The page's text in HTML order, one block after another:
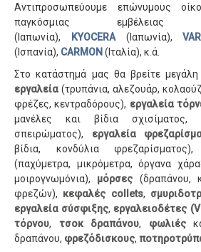
Αντιπροσωπεύουμε επώνυμους
παγκόσμιας
(Ιαπωνία), KYOCERA(Ιαπωνία),
(Ισπανία), CARMON(Ιταλία), κ.ά.
Στο κατάστημά μας θα βρείτε μεγάλη
εργαλεία (τρυπάνια, αλεζουάρ,
φρέζες, κεντραδόρους), εργαλεία
μανέλες και βίδια σχισίματος,
σπειρώματος), εργαλεία
βίδια, κονδύλια
(παχύμετρα, μικρόμετρα, όργανα
μοιρογνωμόνια), μόρσες (δραπάνου,
φρεζών), κεφαλές collets,
εργαλεία σύσφιξης, εργαλειοδέτες
τόρνου, τσοκ δραπάνου, φωλιές
δραπάνου, φρεζόδισκους,